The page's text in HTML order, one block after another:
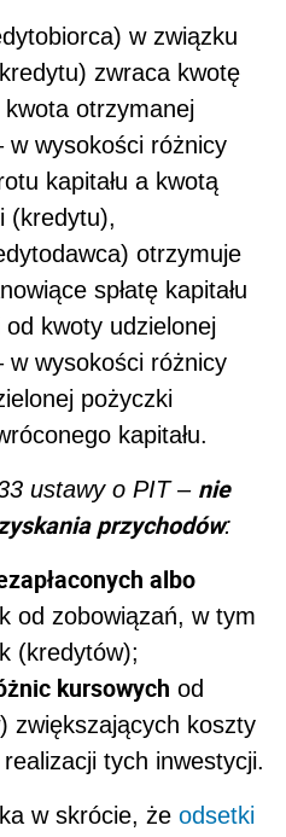
w związku
zwraca kwotę
kwota otrzymanej
w wysokości różnicy
kapitału a kwotą
(kredytu),
otrzymuje
spłatę kapitału
kwoty udzielonej
w wysokości różnicy
pożyczki
kapitału.
ustawy o PIT – nie
przychodów:
albo
od zobowiązań, w tym
(kredytów);
kursowych od
zwiększających koszty
tych inwestycji.
w skrócie, że odsetki